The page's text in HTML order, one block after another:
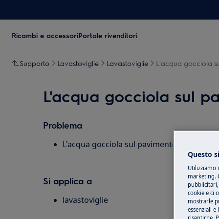
Ricambi e accessoriPortale rivenditori
Supporto Lavastoviglie Lavastoviglie L'acqua gocciola
L'acqua gocciola sul
Problema
L'acqua gocciola sul pavimento davanti
Si applica a
lavastoviglie
Questo
Utilizziamo
marketing.
pubblicitari,
cookie e ci
mostrarle
essenziali